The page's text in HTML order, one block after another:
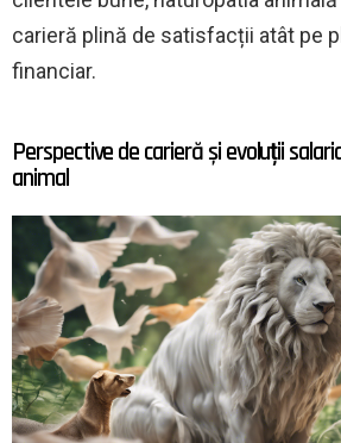
carieră plină de satisfacții atât pe
financiar.
Perspective de carieră și evoluții
animal